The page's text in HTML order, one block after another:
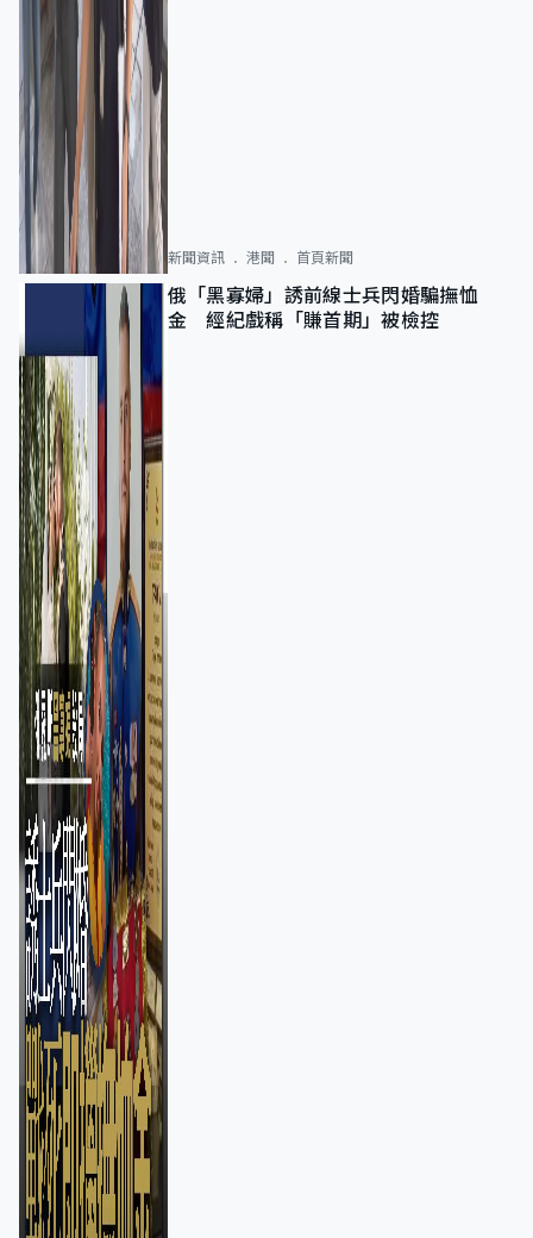
新聞資訊 港聞 首頁新聞
俄「黑寡婦」誘前線士兵閃婚騙撫恤
金 經紀戲稱「賺首期」被檢控